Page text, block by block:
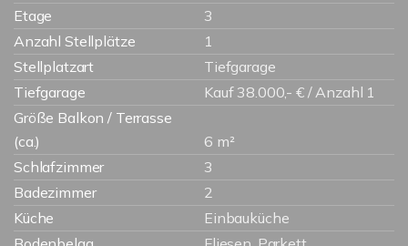
Etage
3
Anzahl Stellplätze
1
Stellplatzart
Tiefgarage
Tiefgarage
Kauf 38.000,- € / Anzahl 1
Größe Balkon / Terrasse
(ca.)
6 m²
Schlafzimmer
3
Badezimmer
2
Küche
Einbauküche